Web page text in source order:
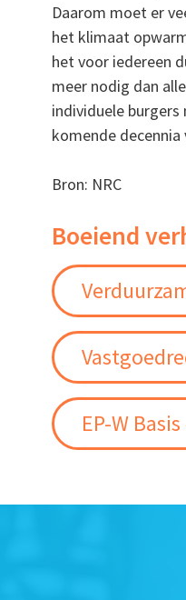
Daarom moet er
het klimaat
het voor iedereen
meer nodig dan
individuele
komende
Bron: NRC
Boeiend
EP-W